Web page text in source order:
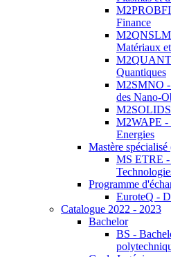
Finance
Matériaux
Quantiques
M2SMNO -
des Nano-
M2SOLIDS
M2WAPE -
Energies
Mastère
MS ETRE -
Programme
EuroteQ -
Catalogue 2022 - 2023
Bachelor
BS -